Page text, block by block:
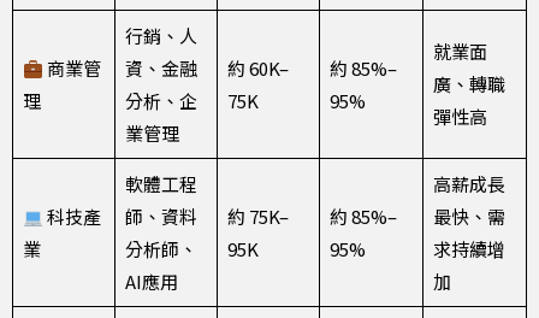
商業管
理
行銷、人
資、金融
分析、企
業管理
約 60K–
75K
約 85%–
95%
就業面
廣、轉職
彈性高
科技產
業
軟體工程
師、資料
分析師、
AI應用
約 75K–
95K
約 85%–
95%
高薪成長
最快、需
求持續增
加